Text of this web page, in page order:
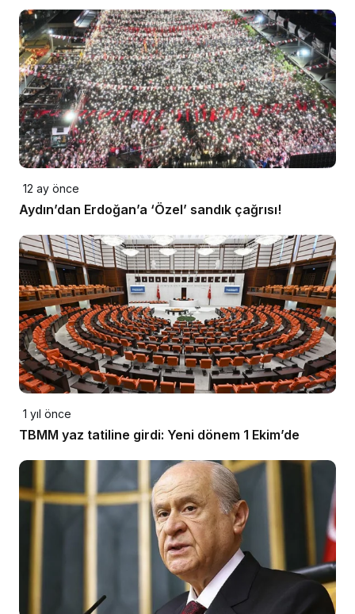
12 ay önce
Aydın’dan Erdoğan’a ‘Özel’ sandık çağrısı!
1 yıl önce
TBMM yaz tatiline girdi: Yeni dönem 1 Ekim’de